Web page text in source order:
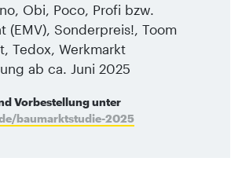
Obi, Poco, Profi bzw.
(EMV), Sonderpreis!, Toom
Tedox, Werkmarkt
ab ca. Juni 2025
Vorbestellung unter
baumarktstudie-2025